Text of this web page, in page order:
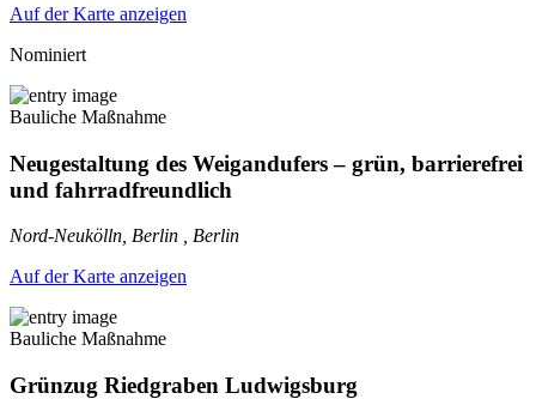
Auf der Karte anzeigen
Nominiert
Bauliche Maßnahme
Neugestaltung des Weigandufers – grün, barrierefrei
und fahrradfreundlich
Nord-Neukölln, Berlin , Berlin
Auf der Karte anzeigen
Bauliche Maßnahme
Grünzug Riedgraben Ludwigsburg